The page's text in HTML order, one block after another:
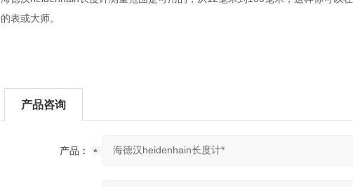
的表或大师。
产品咨询
产品：